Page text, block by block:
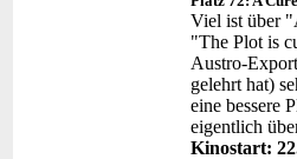
Viel ist über
"The Plot is
Austro-
gelehrt hat)
eine bessere
eigentlich
Kinostart: